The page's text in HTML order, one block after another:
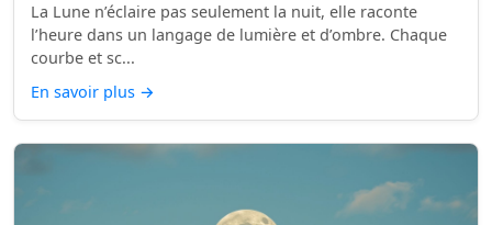
La Lune n’éclaire pas seulement la nuit, elle raconte
l’heure dans un langage de lumière et d’ombre. Chaque
courbe et sc...
En savoir plus →